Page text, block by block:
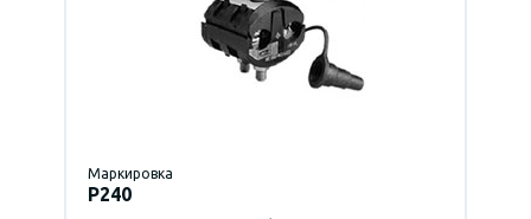
Маркировка
P240